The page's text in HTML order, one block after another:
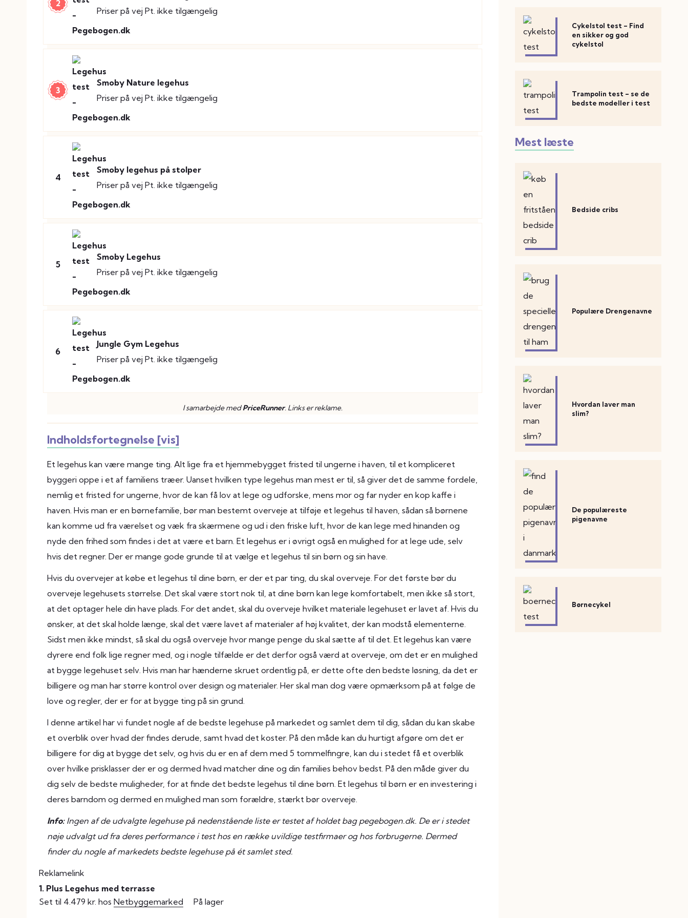
2
Priser på vej Pt. ikke tilgængelig
3
Smoby Nature legehus
Priser på vej Pt. ikke tilgængelig
4
Smoby legehus på stolper
Priser på vej Pt. ikke tilgængelig
5
Smoby Legehus
Priser på vej Pt. ikke tilgængelig
6
Jungle Gym Legehus
Priser på vej Pt. ikke tilgængelig
I samarbejde medPriceRunner. Links er reklame.
Indholdsfortegnelse [vis]
Et legehus kan være mange ting. Alt lige fra et hjemmebygget fristed til ungerne i haven, til et kompliceret
byggeri oppe i et af familiens træer. Uanset hvilken type legehus man mest er til, så giver det de samme fordele,
nemlig et fristed for ungerne, hvor de kan få lov at lege og udforske, mens mor og far nyder en kop kaffe i
haven. Hvis man er en børnefamilie, bør man bestemt overveje at tilføje et legehus til haven, sådan så børnene
kan komme ud fra værelset og væk fra skærmene og ud i den friske luft, hvor de kan lege med hinanden og
nyde den frihed som findes i det at være et barn. Et legehus er i øvrigt også en mulighed for at lege ude, selv
hvis det regner. Der er mange gode grunde til at vælge et legehus til sin børn og sin have.
Hvis du overvejer at købe et legehus til dine børn, er der et par ting, du skal overveje. For det første bør du
overveje legehusets størrelse. Det skal være stort nok til, at dine børn kan lege komfortabelt, men ikke så stort,
at det optager hele din have plads. For det andet, skal du overveje hvilket materiale legehuset er lavet af. Hvis du
ønsker, at det skal holde længe, skal det være lavet af materialer af høj kvalitet, der kan modstå elementerne.
Sidst men ikke mindst, så skal du også overveje hvor mange penge du skal sætte af til det. Et legehus kan være
dyrere end folk lige regner med, og i nogle tilfælde er det derfor også værd at overveje, om det er en mulighed
at bygge legehuset selv. Hvis man har hænderne skruet ordentlig på, er dette ofte den bedste løsning, da det er
billigere og man har større kontrol over design og materialer. Her skal man dog være opmærksom på at følge de
love og regler, der er for at bygge ting på sin grund.
I denne artikel har vi fundet nogle af de bedste legehuse på markedet og samlet dem til dig, sådan du kan skabe
et overblik over hvad der findes derude, samt hvad det koster. På den måde kan du hurtigt afgøre om det er
billigere for dig at bygge det selv, og hvis du er en af dem med 5 tommelfingre, kan du i stedet få et overblik
over hvilke prisklasser der er og dermed hvad matcher dine og din families behov bedst. På den måde giver du
dig selv de bedste muligheder, for at finde det bedste legehus til dine børn. Et legehus til børn er en investering i
deres barndom og dermed en mulighed man som forældre, stærkt bør overveje.
Info:Ingen af de udvalgte legehuse på nedenstående liste er testet af holdet bag pegebogen.dk. De er i stedet
nøje udvalgt ud fra deres performance i test hos en række uvildige testfirmaer og hos forbrugerne. Dermed
finder du nogle af markedets bedste legehuse på ét samlet sted.
Reklamelink
1. Plus Legehus med terrasse
Set til 4.479 kr. hos Netbyggemarked På lager
Cykelstol test – Find
en sikker og god
cykelstol
Trampolin test – se de
bedste modeller i test
Mest læste
Bedside cribs
Populære Drengenavne
Hvordan laver man
slim?
De populæreste
pigenavne
Børnecykel